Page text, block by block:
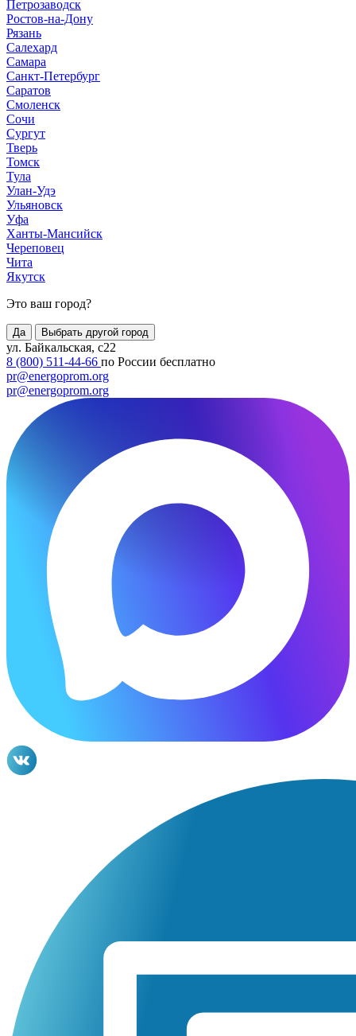
Петрозаводск
Ростов-на-Дону
Рязань
Салехард
Самара
Санкт-Петербург
Саратов
Смоленск
Сочи
Сургут
Тверь
Томск
Тула
Улан-Удэ
Ульяновск
Уфа
Ханты-Мансийск
Череповец
Чита
Якутск
Это ваш город?
Да Выбрать другой город
ул. Байкальская, с22
8 (800) 511-44-66 по России бесплатно
pr@energoprom.org
pr@energoprom.org